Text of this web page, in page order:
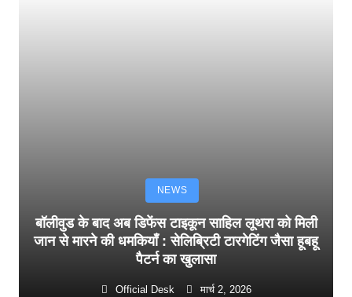
NEWS
बॉलीवुड के बाद अब डिफेंस टाइकून साहिल लूथरा को मिली
जान से मारने की धमकियाँ : सेलिब्रिटी टारगेटिंग जैसा हूबहू
पैटर्न का खुलासा
Official Desk मार्च 2, 2026